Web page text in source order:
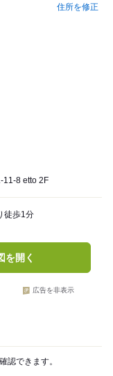
住所を修正
11-8 etto 2F
徒歩1分
を開く
広告を非表示
認できます。